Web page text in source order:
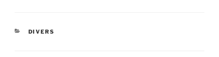
CATÉGORIES
DIVERS